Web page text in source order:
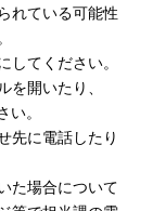
れている可能性
てください。
開いたり、
。
先に電話したり
た場合について